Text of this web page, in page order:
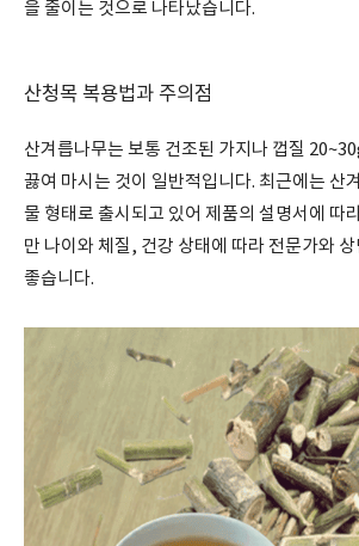
을 줄이는 것으로 나타났습니다.
산청목 복용법과 주의점
산겨릅나무는 보통 건조된 가지나 껍질
끓여 마시는 것이 일반적입니다. 최근에는 산
물 형태로 출시되고 있어 제품의 설명서에 따
만 나이와 체질, 건강 상태에 따라 전문가와 상
좋습니다.